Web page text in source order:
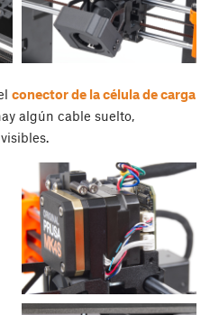
conector de la célula de carga
algún cable suelto,